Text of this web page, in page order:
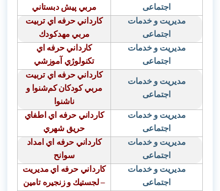
اجتماعی
مربي پيش دبستاني
مدیریت و خدمات
اجتماعی
كارداني حرفه اي تربيت
مربي مهدكودك
مدیریت و خدمات
اجتماعی
كارداني حرفه اي
تكنولوژي آموزشي
مدیریت و خدمات
اجتماعی
كارداني حرفه اي تربيت
مربي كودكان كم‌شنوا و
ناشنوا
مدیریت و خدمات
اجتماعی
كارداني حرفه اي اطفاي
حريق شهري
مدیریت و خدمات
اجتماعی
كارداني حرفه اي امداد
سوانح
مدیریت و خدمات
اجتماعی
كارداني حرفه اي مديريت
– لجستيك و زنجيره تامين